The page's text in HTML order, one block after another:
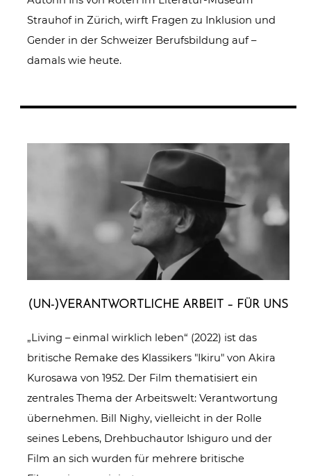
Strauhof in Zürich, wirft Fragen zu Inklusion und
Gender in der Schweizer Berufsbildung auf –
damals wie heute.
(UN-)VERANTWORTLICHE ARBEIT – FÜR UNS
„Living – einmal wirklich leben“ (2022) ist das
britische Remake des Klassikers "Ikiru" von Akira
Kurosawa von 1952. Der Film thematisiert ein
zentrales Thema der Arbeitswelt: Verantwortung
übernehmen. Bill Nighy, vielleicht in der Rolle
seines Lebens, Drehbuchautor Ishiguro und der
Film an sich wurden für mehrere britische